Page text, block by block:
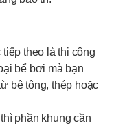
theo là thi công
bể bơi mà bạn
bê tông, thép hoặc
phần khung cần